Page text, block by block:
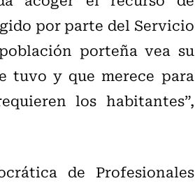
por parte del Servicio
porteña vea su
tuvo y que merece para
los habitantes”,
de Profesionales